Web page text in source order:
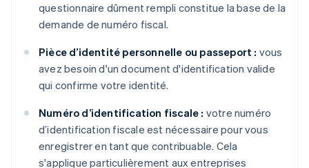
questionnaire dûment rempli constitue la base de la
demande de numéro fiscal.
Pièce d’identité personnelle ou passeport : vous
avez besoin d'un document d'identification valide
qui confirme votre identité.
Numéro d’identification fiscale : votre numéro
d’identification fiscale est nécessaire pour vous
enregistrer en tant que contribuable. Cela
s'applique particulièrement aux entreprises